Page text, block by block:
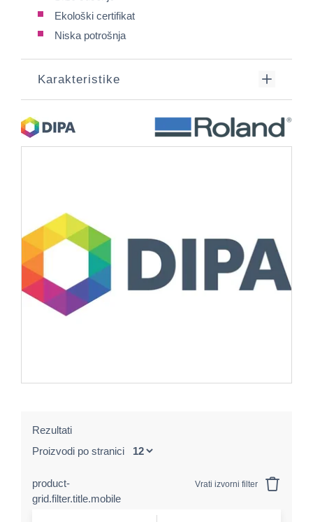
Ekološki certifikat
Niska potrošnja
Karakteristike
Rezultati
Proizvodi po stranici
product-
grid.filter.title.mobile
Vrati izvorni filter